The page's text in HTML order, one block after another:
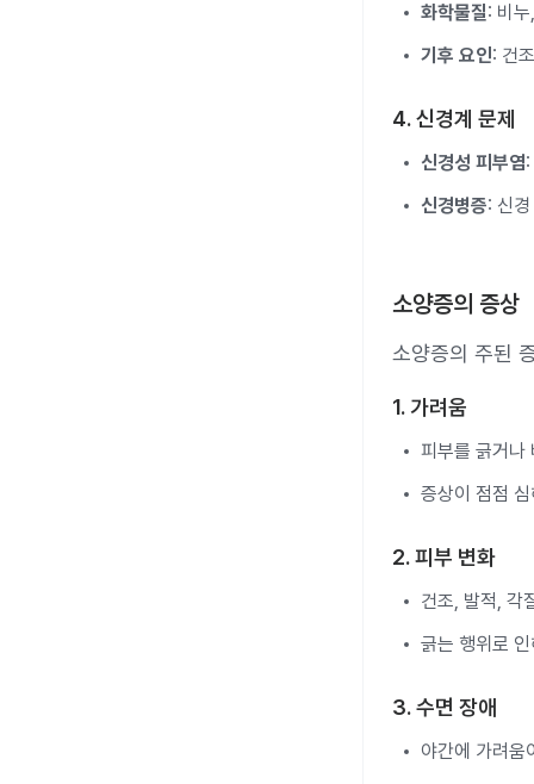
화학물질: 비
기후 요인: 건
4. 신경계 문제
신경성 피부염
신경병증: 신
소양증의 증상
소양증의 주된
1. 가려움
피부를 긁거나
증상이 점점
2. 피부 변화
건조, 발적, 각
긁는 행위로
3. 수면 장애
야간에 가려움